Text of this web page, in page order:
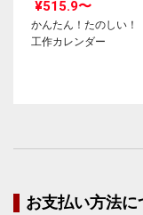
¥515.9〜
かんたん！たのしい！
工作カレンダー
お支払い方法に